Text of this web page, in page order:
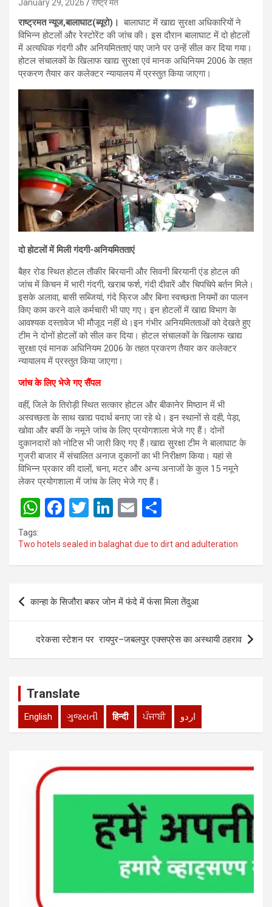
January 29, 2026 राष्ट्र मत
राष्ट्रमत न्यूज,बालाघाट(ब्यूरो)। बालाघाट में खाद्य सुरक्षा अधिकारियों ने
विभिन्न होटलों और रेस्टोरेंट की जांच की। इस दौरान बालाघाट में दो होटलों
में अत्यधिक गंदगी और अनियमितताएं पाए जाने पर उन्हें सील कर दिया गया।
होटल संचालकों के खिलाफ खाद्य सुरक्षा एवं मानक अधिनियम 2006 के तहत
प्रकरण तैयार कर कलेक्टर न्यायालय में प्रस्तुत किया जाएगा।
दो होटलों में मिली गंदगी-अनियमितताएं
बैहर रोड स्थित होटल तौकीर बिरयानी और सिवनी बिरयानी एंड होटल की
जांच में किचन में भारी गंदगी, खराब फर्श, गंदी दीवारें और चिपचिपे बर्तन मिले।
इसके अलावा, बासी सब्जियां, गंदे फ्रिज और बिना स्वच्छता नियमों का पालन
किए काम करने वाले कर्मचारी भी पाए गए। इन होटलों में खाद्य विभाग के
आवश्यक दस्तावेज भी मौजूद नहीं थे।इन गंभीर अनियमितताओं को देखते हुए
टीम ने दोनों होटलों को सील कर दिया। होटल संचालकों के खिलाफ खाद्य
सुरक्षा एवं मानक अधिनियम 2006 के तहत प्रकरण तैयार कर कलेक्टर
न्यायालय में प्रस्तुत किया जाएगा।
जांच के लिए भेजे गए सैंपल
वहीं, जिले के तिरोड़ी स्थित सत्कार होटल और बीकानेर मिष्ठान में भी
अस्वच्छता के साथ खाद्य पदार्थ बनाए जा रहे थे। इन स्थानों से दही, पेड़ा,
खोवा और बर्फी के नमूने जांच के लिए प्रयोगशाला भेजे गए हैं। दोनों
दुकानदारों को नोटिस भी जारी किए गए हैं।खाद्य सुरक्षा टीम ने बालाघाट के
गुजरी बाजार में संचालित अनाज दुकानों का भी निरीक्षण किया। यहां से
विभिन्न प्रकार की दालों, चना, मटर और अन्य अनाजों के कुल 15 नमूने
लेकर प्रयोगशाला में जांच के लिए भेजे गए हैं।
W
at
s
p
p
F
ce
b
o
k
T
tt
er
Li
ke
dI
E
ail ar
e
Tags:
Two hotels sealed in balaghat due to dirt and adulteration
Post
navigation
कान्हा के सिजौरा बफर जोन में फंदे में फंसा मिला तेंदुआ
दरेकसा स्टेशन पर रायपुर–जबलपुर एक्सप्रेस का अस्थायी ठहराव
Translate
English ગુજરાતી हिन्दी ਪੰਜਾਬੀ اردو